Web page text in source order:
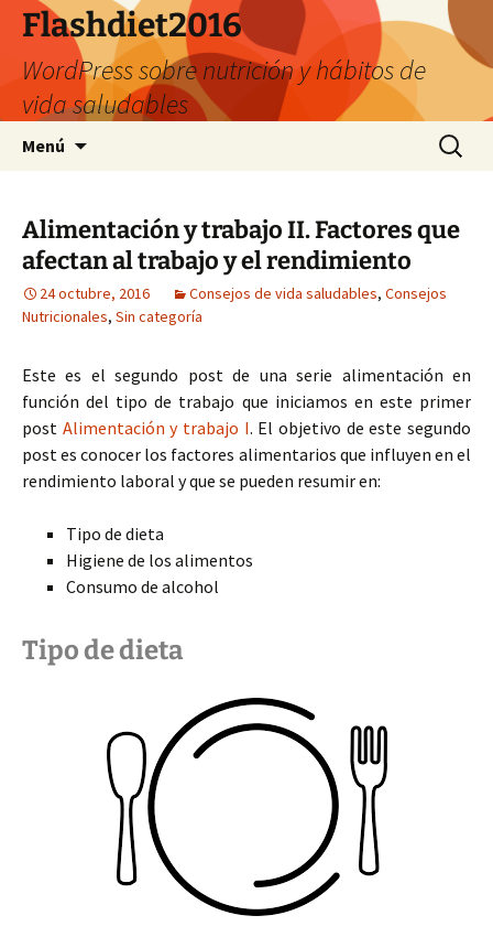
Saltar
contenido
Flashdiet2016
WordPress sobre nutrición y hábitos de
vida saludables
Menú Buscar:
Alimentación y trabajo II. Factores que
afectan al trabajo y el rendimiento
24 octubre, 2016 Consejos de vida saludables, Consejos
Nutricionales, Sin categoría
Este es el segundo post de una serie alimentación en
función del tipo de trabajo que iniciamos en este primer
post Alimentación y trabajo I. El objetivo de este segundo
post es conocer los factores alimentarios que influyen en el
rendimiento laboral y que se pueden resumir en:
Tipo de dieta
Higiene de los alimentos
Consumo de alcohol
Tipo de dieta